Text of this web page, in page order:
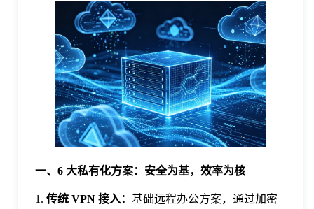
一、 6 大私有化方案：安全为基，效率为核
1. 传统 VPN 接入： 基础远程办公方案，通过加密